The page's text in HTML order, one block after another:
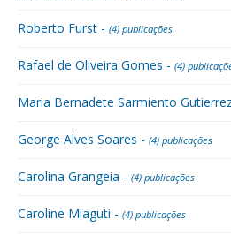
Roberto Furst - (4) publicações
Rafael de Oliveira Gomes - (4)
Maria Bernadete Sarmiento
George Alves Soares - (4) publicações
Carolina Grangeia - (4) publicações
Caroline Miaguti - (4) publicações